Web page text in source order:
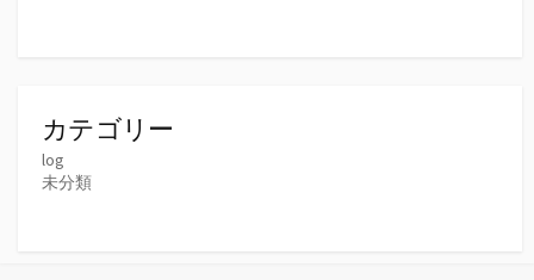
カテゴリー
log
未分類